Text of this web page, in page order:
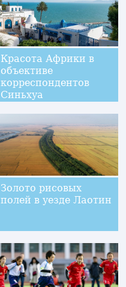
Красота Африки в
объективе
корреспондентов
Синьхуа
Золото рисовых
полей в уезде Лаотин